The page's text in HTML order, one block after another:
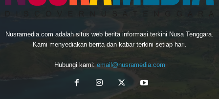
Nusramedia.com adalah situs web berita informasi terkini Nusa Tenggara.
Kami menyediakan berita dan kabar terkini setiap hari.
Hubungi kami: email@nusramedia.com